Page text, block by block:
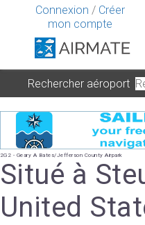
Connexion / Créer
mon compte
Rechercher aéroport
2G2 - Geary A Bates/Jefferson County Airpark
Situé à
United